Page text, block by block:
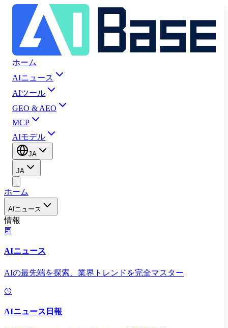
ホーム
AIニュース
AIツール
GEO & AEO
MCP
AIモデル
JA
JA
ホーム
AIニュース
情報
AIニュース
AIの最先端を探索、業界トレンドを完全マスター
AIニュース日報